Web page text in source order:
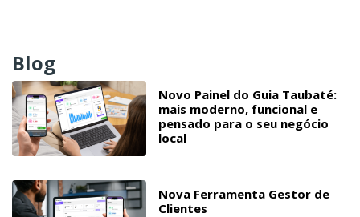
Blog
Novo Painel do Guia Taubaté:
mais moderno, funcional e
pensado para o seu negócio
local
Nova Ferramenta Gestor de
Clientes